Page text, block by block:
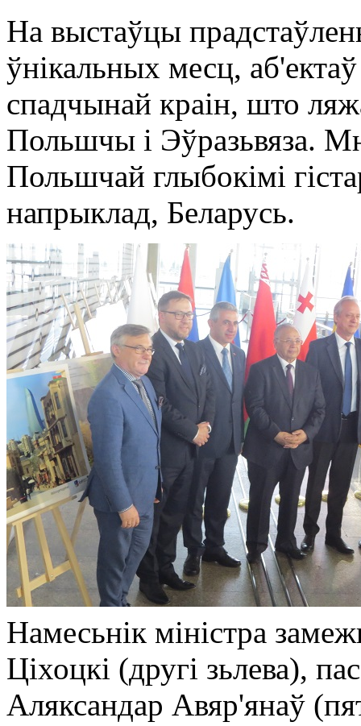
На выстаўцы
ўнікальных месц,
спадчынай краін, што
Польшчы і Эўразьвяза.
Польшчай глыбокімі
напрыклад, Беларусь.
Намесьнік міністра
Ціхоцкі (другі зьлева),
Аляксандар Авяр'янаў